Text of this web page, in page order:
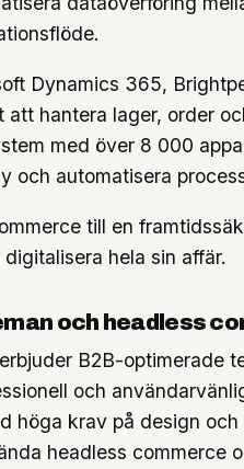
Dynamics 365,
att hantera lager, order
med över 8 000
och automatisera
till en
hela sin affär.
och headless
B2B-optimerade
och
höga krav på design
headless commerce